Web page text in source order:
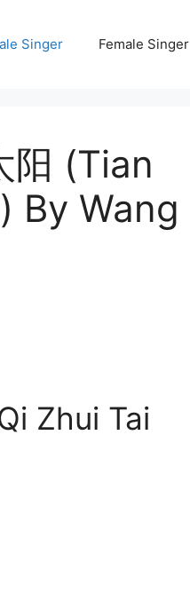
Singer Female Singer
阳 (Tian
By Wang
Zhui Tai